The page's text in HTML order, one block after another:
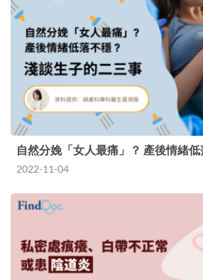
自然分娩「女人最痛」？ 產後情緒
2022-11-04